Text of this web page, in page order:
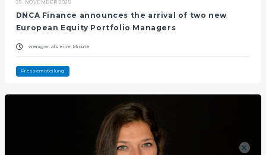
25. NOVEMBER 2025
DNCA Finance announces the arrival of two new
European Equity Portfolio Managers
weniger als eine Minute
Pressemitteilung